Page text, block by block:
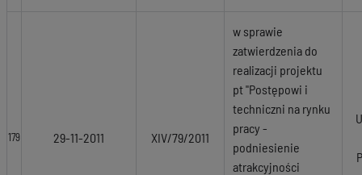
179 29-11-2011 XIV/79/2011
w sprawie
zatwierdzenia do
realizacji projektu
pt "Postępowi i
techniczni na rynku
pracy -
podniesienie
atrakcyjności